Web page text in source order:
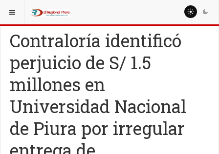
ESTÁ AQUÍ: REGIÓN PIURA
Contraloría identificó
perjuicio de S/ 1.5
millones en
Universidad Nacional
de Piura por irregular